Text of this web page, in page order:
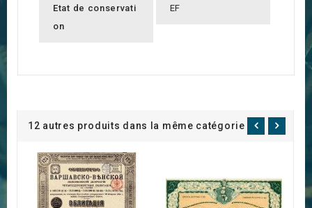
Etat de conservati
on
EF
12 autres produits dans la même catégorie :